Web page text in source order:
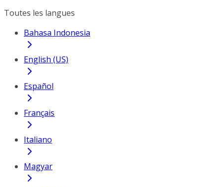
Toutes les langues
Bahasa Indonesia
English (US)
Español
Français
Italiano
Magyar